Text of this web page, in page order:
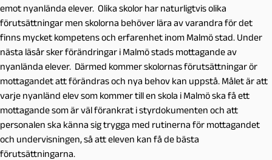
emot nyanlända elever. Olika skolor har naturligtvis olika
förutsättningar men skolorna behöver lära av varandra för det
finns mycket kompetens och erfarenhet inom Malmö stad. Under
nästa läsår sker förändringar i Malmö stads mottagande av
nyanlända elever. Därmed kommer skolornas förutsättningar ör
mottagandet att förändras och nya behov kan uppstå. Målet är att
varje nyanländ elev som kommer till en skola i Malmö ska få ett
mottagande som är väl förankrat i styrdokumenten och att
personalen ska känna sig trygga med rutinerna för mottagandet
och undervisningen, så att eleven kan få de bästa
förutsättningarna.